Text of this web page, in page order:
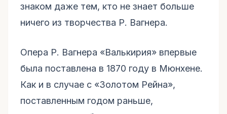
знаком даже тем, кто не знает больше
ничего из творчества Р. Вагнера.
Опера Р. Вагнера «Валькирия» впервые
была поставлена в 1870 году в Мюнхене.
Как и в случае с «Золотом Рейна»,
поставленным годом раньше,